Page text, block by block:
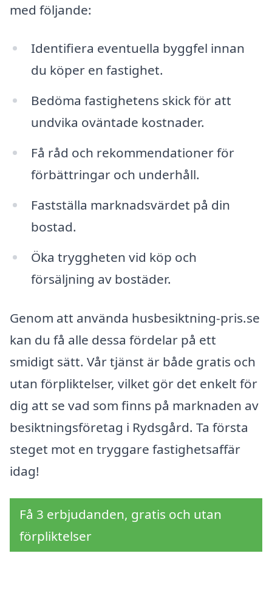
med följande:
Identifiera eventuella byggfel innan
du köper en fastighet.
Bedöma fastighetens skick för att
undvika oväntade kostnader.
Få råd och rekommendationer för
förbättringar och underhåll.
Fastställa marknadsvärdet på din
bostad.
Öka tryggheten vid köp och
försäljning av bostäder.
Genom att använda husbesiktning-pris.se
kan du få alle dessa fördelar på ett
smidigt sätt. Vår tjänst är både gratis och
utan förpliktelser, vilket gör det enkelt för
dig att se vad som finns på marknaden av
besiktningsföretag i Rydsgård. Ta första
steget mot en tryggare fastighetsaffär
idag!
Få 3 erbjudanden, gratis och utan
förpliktelser